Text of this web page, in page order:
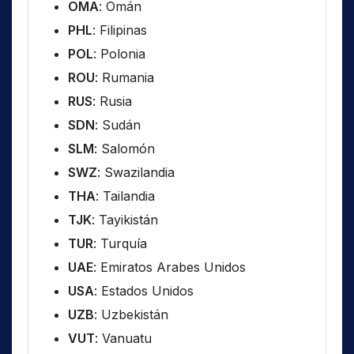
OMA: Omán
PHL: Filipinas
POL: Polonia
ROU: Rumania
RUS: Rusia
SDN: Sudán
SLM: Salomón
SWZ: Swazilandia
THA: Tailandia
TJK: Tayikistán
TUR: Turquía
UAE: Emiratos Arabes Unidos
USA: Estados Unidos
UZB: Uzbekistán
VUT: Vanuatu